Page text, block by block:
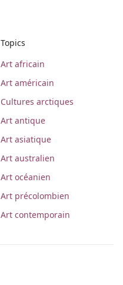
Topics
Art africain
Art américain
Cultures arctiques
Art antique
Art asiatique
Art australien
Art océanien
Art précolombien
Art contemporain